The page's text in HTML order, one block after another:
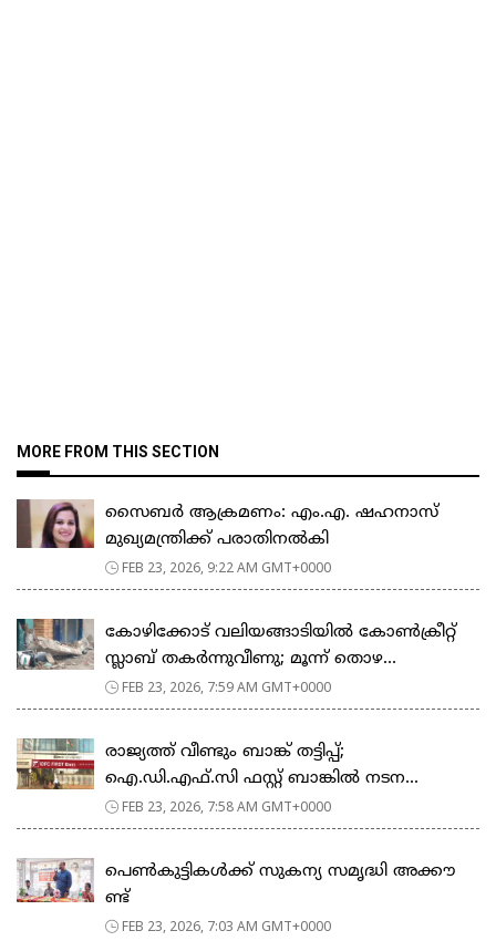
MORE FROM THIS SECTION
സൈബർ ആക്രമണം: എം.എ. ഷഹനാസ്
മുഖ്യമന്ത്രിക്ക് പരാതിനൽകി
FEB 23, 2026, 9:22 AM GMT+0000
കോഴിക്കോട് വലിയങ്ങാടിയിൽ കോൺക്രീറ്റ്
സ്ലാബ് തകർന്നുവീണു; മൂന്ന് തൊഴ...
FEB 23, 2026, 7:59 AM GMT+0000
രാജ്യത്ത് വീണ്ടും ബാങ്ക് തട്ടിപ്പ്;
ഐ.ഡി.എഫ്.സി ഫസ്റ്റ് ബാങ്കിൽ നടന...
FEB 23, 2026, 7:58 AM GMT+0000
പെ​ൺ​കു​ട്ടി​ക​ൾ​ക്ക് സു​ക​ന്യ സ​മൃ​ദ്ധി അ​ക്കൗ​
ണ്ട്
FEB 23, 2026, 7:03 AM GMT+0000